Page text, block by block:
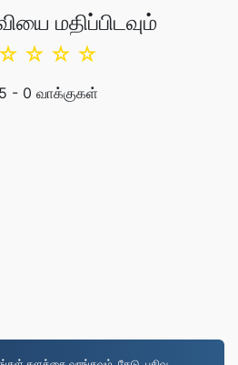
மதிப்பிடவும்
☆
☆
☆
☆
- 0 வாக்குகள்